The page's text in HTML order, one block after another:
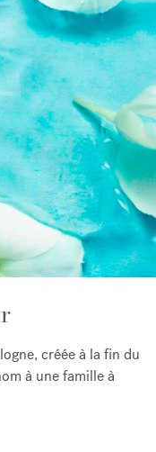
créée à la fin du
à une famille à